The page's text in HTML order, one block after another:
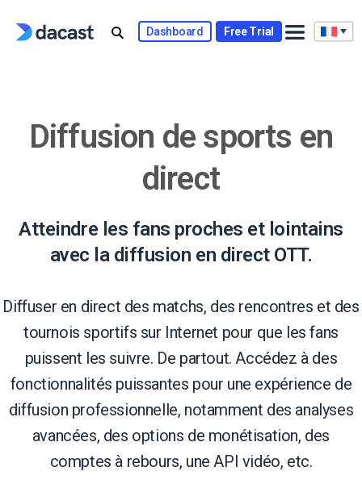
Dashboard Free Trial
Diffusion de sports en
direct
Atteindre les fans proches et lointains
avec la diffusion en direct OTT.
Diffuser en direct des matchs, des rencontres et des
tournois sportifs sur Internet pour que les fans
puissent les suivre. De partout. Accédez à des
fonctionnalités puissantes pour une expérience de
diffusion professionnelle, notamment des analyses
avancées, des options de monétisation, des
comptes à rebours, une API vidéo, etc.